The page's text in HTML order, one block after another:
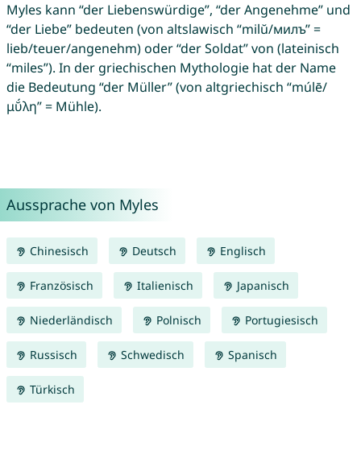
Myles kann “der Liebenswürdige”, “der Angenehme” und
“der Liebe” bedeuten (von altslawisch “milŭ/милъ” =
lieb/teuer/angenehm) oder “der Soldat” von (lateinisch
“miles”). In der griechischen Mythologie hat der Name
die Bedeutung “der Müller” (von altgriechisch “múlē/
μῠ́λη” = Mühle).
Aussprache von Myles
Chinesisch Deutsch Englisch
Französisch Italienisch Japanisch
Niederländisch Polnisch Portugiesisch
Russisch Schwedisch Spanisch
Türkisch